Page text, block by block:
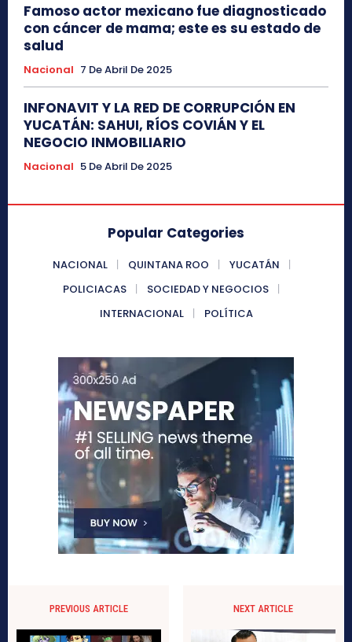
Famoso actor mexicano fue diagnosticado
con cáncer de mama; este es su estado de
salud
Nacional 7 De Abril De 2025
INFONAVIT Y LA RED DE CORRUPCIÓN EN
YUCATÁN: SAHUI, RÍOS COVIÁN Y EL
NEGOCIO INMOBILIARIO
Nacional 5 De Abril De 2025
Popular Categories
NACIONAL QUINTANA ROO
YUCATÁN
POLICIACAS
SOCIEDAD Y NEGOCIOS
INTERNACIONAL
POLÍTICA
PREVIOUS ARTICLE NEXT ARTICLE